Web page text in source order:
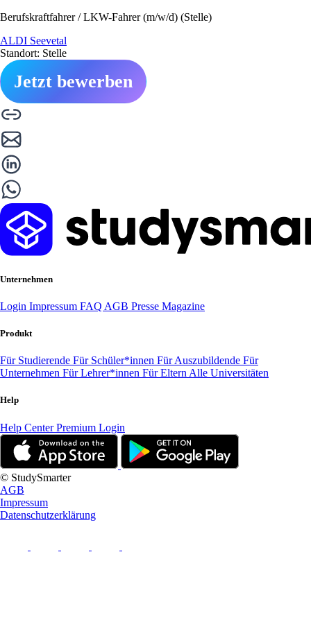
Berufskraftfahrer / LKW-Fahrer (m/w/d) (Stelle)
ALDI Seevetal
Standort: Stelle
Jetzt bewerben
Unternehmen
Login Impressum FAQ AGB Presse Magazine
Produkt
Für Studierende Für Schüler*innen Für Auszubildende Für
Unternehmen Für Lehrer*innen Für Eltern Alle Universitäten
Help
Help CenterPremium Login
© StudySmarter
AGB
Impressum
Datenschutzerklärung